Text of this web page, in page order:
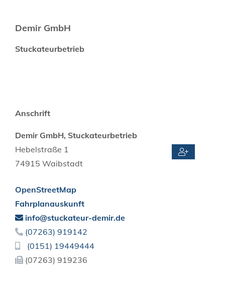
Demir GmbH
Stuckateurbetrieb
Anschrift
Demir GmbH, Stuckateurbetrieb
Hebelstraße 1
74915 Waibstadt
OpenStreetMap
Fahrplanauskunft
info@stuckateur-demir.de
(07263) 91 91 42
(01 51) 19449444
(07263) 91 9236